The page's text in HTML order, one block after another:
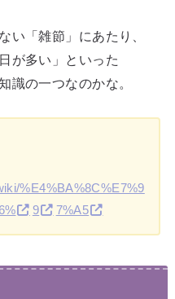
い「雑節」にあたり、
が多い」といった
識の一つなのかな。
%E4%BA%8C%E7%9
9 7%A5